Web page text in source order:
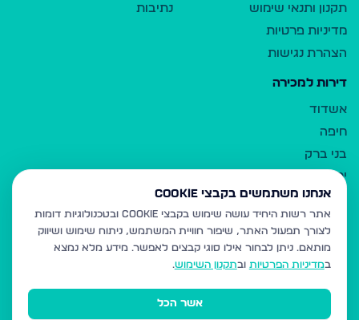
תקנון ותנאי שימוש
מדיניות פרטיות
הצהרת נגישות
נתיבות
דירות למכירה
אשדוד
חיפה
בני ברק
ירושלים
אלעד
גבעת זאב
בית שמש
רכסים
מודיעין עילית
אנחנו משתמשים בקבצי Cookie
אתר רשות היחיד עושה שימוש בקבצי Cookie ובטכנולוגיות דומות
לצורך תפעול האתר, שיפור חוויית המשתמש, ניתוח שימוש ושיווק
מותאם. ניתן לבחור אילו סוגי קבצים לאפשר. מידע מלא נמצא
במדיניות הפרטיות ובתקנון השימוש.
אשר הכל